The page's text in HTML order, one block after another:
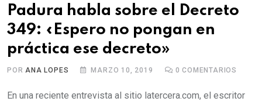
Padura habla sobre el Decreto
349: «Espero no pongan en
práctica ese decreto»
POR ANA LOPES MARZO 10, 2019 0 COMENTARIOS
En una reciente entrevista al sitio latercera.com, el escritor